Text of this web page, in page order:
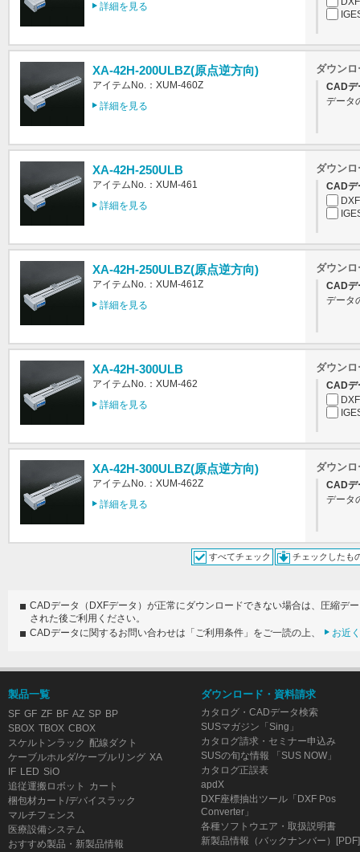
詳細を見る
XA-42H-200ULBZ(原点逆方向)
アイテムNo.：XUM-460Z
詳細を見る
ダウンロ
CADデ
データ
XA-42H-250ULB
アイテムNo.：XUM-461
詳細を見る
ダウンロ
CADデ
XA-42H-250ULBZ(原点逆方向)
アイテムNo.：XUM-461Z
詳細を見る
ダウンロ
CADデ
データ
XA-42H-300ULB
アイテムNo.：XUM-462
詳細を見る
ダウンロ
CADデ
XA-42H-300ULBZ(原点逆方向)
アイテムNo.：XUM-462Z
詳細を見る
ダウンロ
CADデ
データ
すべてチェック チェックしたも
CADデータ（DXFデータ）が正常にダウンロードできない場合は、圧縮デ
された後ご利用ください。
CADデータに関するお問い合わせは「ご利用条件」をご一読の上、
お近
製品一覧
SF GF ZF BF AZ SP BP
SBOX TBOX CBOX
スケルトンラック 配線ダクト
ケーブルホルダ/ケーブルリング XA
IF LED SiO
追従運搬ロボット
カート
梱包材カート/デバイスラック
マルチフェンス
医療設備システム
おすすめ製品・新製品情報
ダウンロード・資料請求
カタログ・CADデータ検索
SUSマガジン「Sing」
カタログ請求・セミナー申込み
SUSの旬な情報 「SUS NOW」
カタログ正誤表
apdX
DXF座標抽出ツール「DXF Pos
Converter」
各種ソフトウエア・取扱説明書
新製品情報（バックナンバー）[PDF]